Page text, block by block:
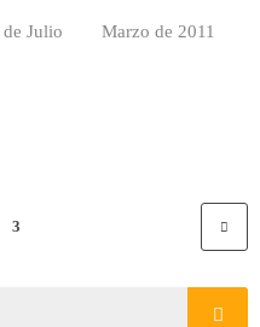
Julio Marzo de 2011
3